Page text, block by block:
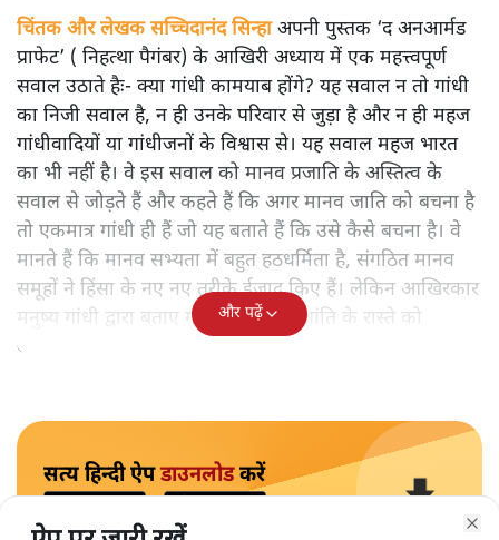
चिंतक और लेखक सच्चिदानंद सिन्हाअपनी पुस्तक ‘द अनआर्मड
प्राफेट’ ( निहत्था पैगंबर) के आखिरी अध्याय में एक महत्त्वपूर्ण
सवाल उठाते हैः- क्या गांधी कामयाब होंगे? यह सवाल न तो गांधी
का निजी सवाल है, न ही उनके परिवार से जुड़ा है और न ही महज
गांधीवादियों या गांधीजनों के विश्वास से। यह सवाल महज भारत
का भी नहीं है। वे इस सवाल को मानव प्रजाति के अस्तित्व के
सवाल से जोड़ते हैं और कहते हैं कि अगर मानव जाति को बचना है
तो एकमात्र गांधी ही हैं जो यह बताते हैं कि उसे कैसे बचना है। वे
मानते हैं कि मानव सभ्यता में बहुत हठधर्मिता है, संगठित मानव
समूहों ने हिंसा के नए नए तरीके ईजाद किए हैं। लेकिन आखिरकार
मनुष्य गांधी द्वारा बताए गए अहिंसा और शांति के रास्ते को
अपनाएगा।
और पढ़ें
सत्य हिन्दी ऐपडाउनलोडकरें